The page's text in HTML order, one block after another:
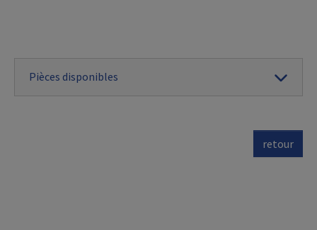
Pièces disponibles
retour